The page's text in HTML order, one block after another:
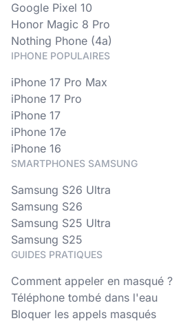
Google Pixel 10
Honor Magic 8 Pro
Nothing Phone (4a)
IPHONE POPULAIRES
iPhone 17 Pro Max
iPhone 17 Pro
iPhone 17
iPhone 17e
iPhone 16
SMARTPHONES SAMSUNG
Samsung S26 Ultra
Samsung S26
Samsung S25 Ultra
Samsung S25
GUIDES PRATIQUES
Comment appeler en masqué ?
Téléphone tombé dans l'eau
Bloquer les appels masqués